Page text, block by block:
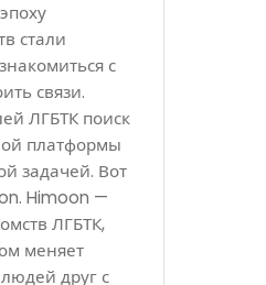
стали
с
связи.
ЛГБТК поиск
платформы
задачей. Вот
Himoon —
ЛГБТК,
меняет
друг с